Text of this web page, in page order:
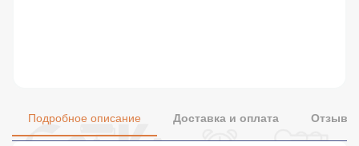
Подробное описание Доставка и оплата Отзывы